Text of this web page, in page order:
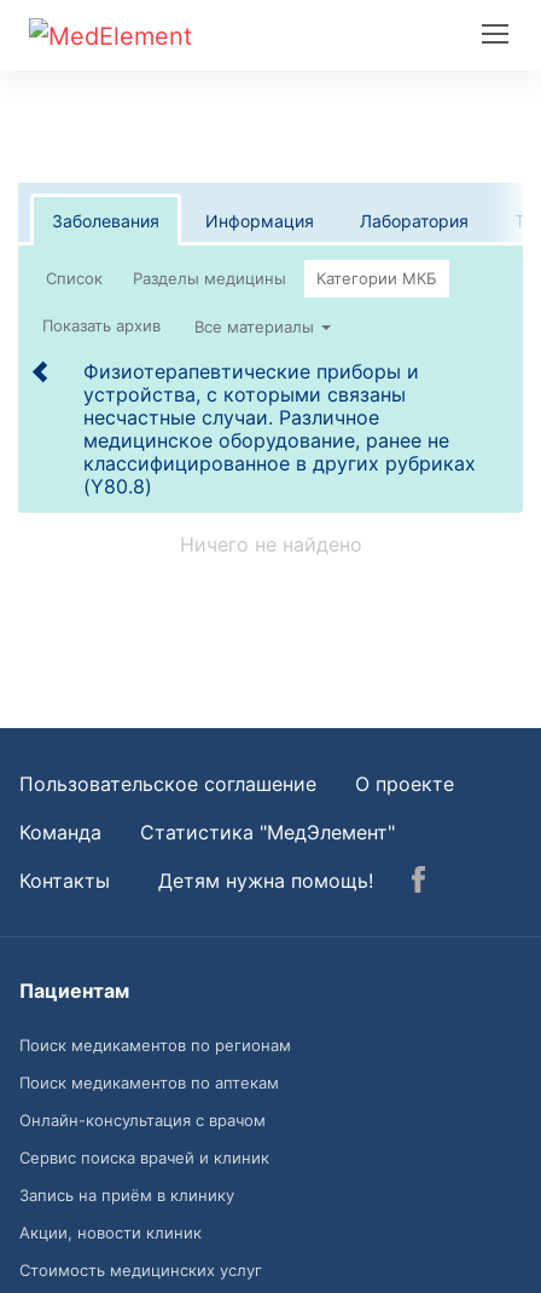
Заболевания Информация Лаборатория
Список
Все материалы
Физиотерапевтические приборы и
устройства, с которыми связаны
несчастные случаи. Различное
медицинское оборудование, ранее не
классифицированное в других рубриках
(Y80.8)
Ничего не найдено
Пользовательское соглашение
О проекте
Команда
Статистика "МедЭлемент"
Контакты
Детям нужна помощь!
Пациентам
Поиск медикаментов по регионам
Поиск медикаментов по аптекам
Онлайн-консультация с врачом
Сервис поиска врачей и клиник
Запись на приём в клинику
Акции, новости клиник
Стоимость медицинских услуг